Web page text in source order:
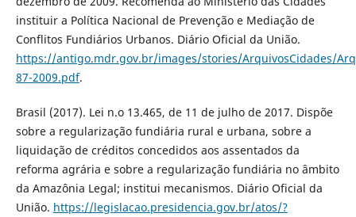
instituir a Política Nacional de Prevenção e Mediação de
Conflitos Fundiários Urbanos. Diário Oficial da União.
https://antigo.mdr.gov.br/images/stories/ArquivosCidades/
87-2009.pdf.
Brasil (2017). Lei n.o 13.465, de 11 de julho de 2017. Dispõe
sobre a regularização fundiária rural e urbana, sobre a
liquidação de créditos concedidos aos assentados da
reforma agrária e sobre a regularização fundiária no âmbito
da Amazônia Legal; institui mecanismos. Diário Oficial da
União. https://legislacao.presidencia.gov.br/atos/?